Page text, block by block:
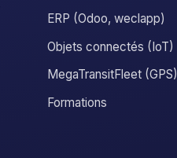
ERP (Odoo, weclapp)
Objets connectés (IoT)
MegaTransitFleet (GPS)
Formations